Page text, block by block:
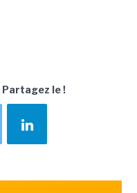
Partagez le !